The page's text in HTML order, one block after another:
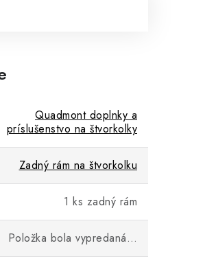
Quadmont doplnky a
príslušenstvo na štvorkolky
Zadný rám na štvorkolku
1 ks zadný rám
Položka bola vypredaná…